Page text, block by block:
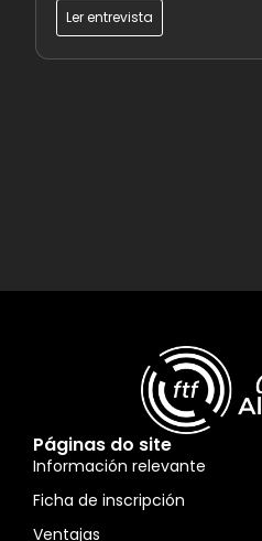
Ler entrevista
Páginas do site
Información relevante
Ficha de inscripción
Ventajas